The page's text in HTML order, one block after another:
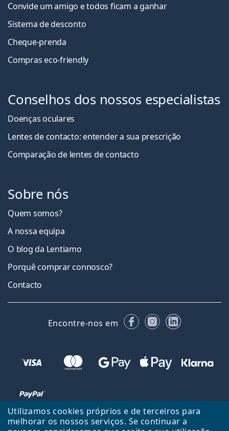
Utilizamos cookies próprios e de terceiros para
melhorar os nossos serviços. Se continuar a
Convide um amigo e todos ficam a ganhar
Sistema de desconto
Cheque-prenda
Compras eco-friendly
Conselhos dos nossos especialistas
Doenças oculares
Lentes de contacto: entender a sua prescrição
Comparação de lentes de contacto
Sobre nós
Quem somos?
A nossa equipa
O blog da Lentiamo
Porquê comprar connosco?
Contacto
Encontre-nos em FacebookInstagram
LinkedIn